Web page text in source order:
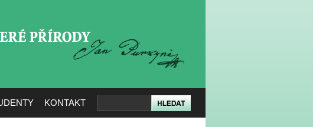
KONTAKT